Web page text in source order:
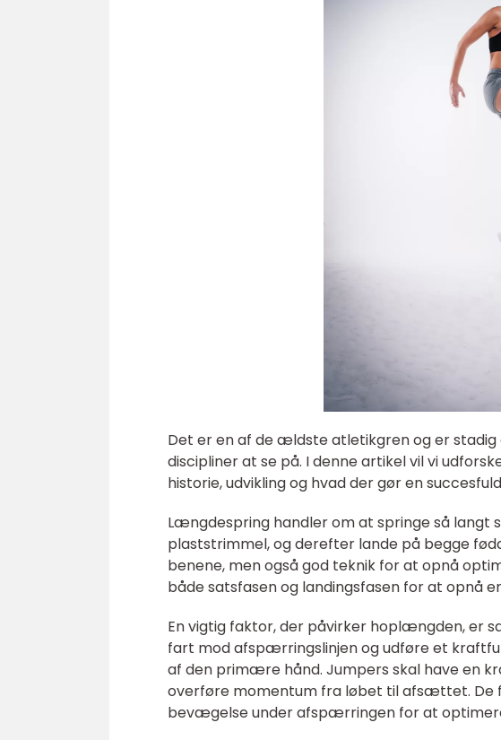
Det er en af de ældste atletikgren og er
discipliner at se på. I denne artikel vil vi
historie, udvikling og hvad der gør en
Længdespring handler om at springe så langt
plaststrimmel, og derefter lande på begge
benene, men også god teknik for at opnå
både satsfasen og landingsfasen for at opnå
En vigtig faktor, der påvirker hoplængden, er
fart mod afspærringslinjen og udføre et
af den primære hånd. Jumpers skal have en
overføre momentum fra løbet til afsættet. De
bevægelse under afspærringen for at